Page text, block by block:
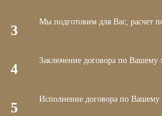
3
Мы подготовим для Вас, расчет
4
Заключение договора по Вашему
5
Исполнение договора по Вашему